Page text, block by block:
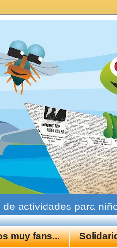
actividades para
muy fans...